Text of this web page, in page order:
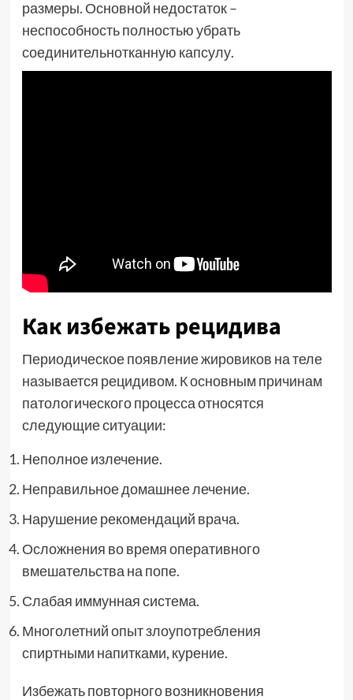
размеры. Основной недостаток –
неспособность полностью убрать
соединительнотканную капсулу.
Как избежать рецидива
Периодическое появление жировиков на теле
называется рецидивом. К основным причинам
патологического процесса относятся
следующие ситуации:
Неполное излечение.
Неправильное домашнее лечение.
Нарушение рекомендаций врача.
Осложнения во время оперативного
вмешательства на попе.
Слабая иммунная система.
Многолетний опыт злоупотребления
спиртными напитками, курение.
Избежать повторного возникновения